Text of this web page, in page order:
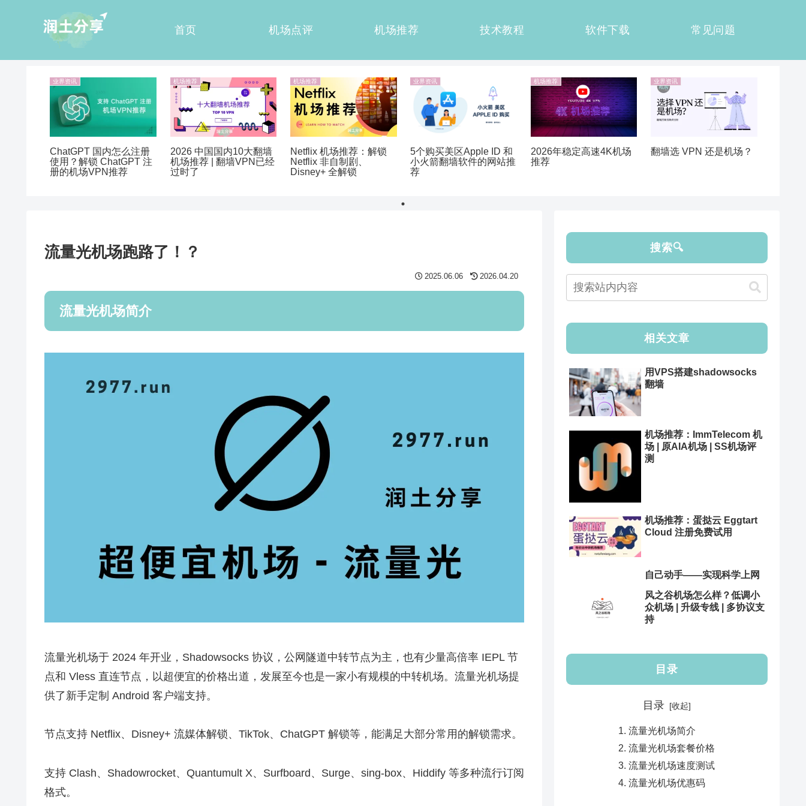
首页 机场点评 机场推荐 技术教程 软件下载 常见问题
业界资讯
ChatGPT 国内怎么注册
使用？解锁 ChatGPT 注
册的机场VPN推荐
机场推荐
2026 中国国内10大翻墙
机场推荐 | 翻墙VPN已经
过时了
机场推荐
Netflix 机场推荐：解锁
Netflix 非自制剧、
Disney+ 全解锁
业界资讯
5个购买美区Apple ID 和
小火箭翻墙软件的网站推
荐
机场推荐
2026年稳定高速4K机场
推荐
业界资讯
翻墙选 VPN 还是机场？
流量光机场跑路了！？
2025.06.06 2026.04.20
流量光机场简介
流量光机场于 2024 年开业，Shadowsocks 协议，公网隧道中转节点为主，也有少量高倍率 IEPL 节
点和 Vless 直连节点，以超便宜的价格出道，发展至今也是一家小有规模的中转机场。流量光机场提
供了新手定制 Android 客户端支持。
节点支持 Netflix、Disney+ 流媒体解锁、TikTok、ChatGPT 解锁等，能满足大部分常用的解锁需求。
支持 Clash、Shadowrocket、Quantumult X、Surfboard、Surge、sing-box、Hiddify 等多种流行订阅
格式。
搜索🔍
相关文章
用VPS搭建shadowsocks
翻墙
机场推荐：ImmTelecom 机
场 | 原AIA机场 | SS机场评
测
机场推荐：蛋挞云 Eggtart
Cloud 注册免费试用
自己动手——实现科学上网
风之谷机场怎么样？低调小
众机场 | 升级专线 | 多协议支
持
目录
目录
流量光机场简介
流量光机场套餐价格
流量光机场速度测试
流量光机场优惠码